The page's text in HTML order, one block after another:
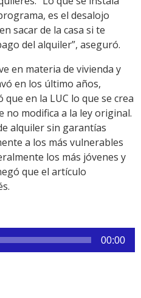
es el desalojo
sacar de la casa si te
del alquiler”, aseguró.
en materia de vivienda y
en los último años,
en la LUC lo que se crea
no modifica a la ley original.
alquiler sin garantías
a los más vulnerables
los más jóvenes y
que el artículo
00:00